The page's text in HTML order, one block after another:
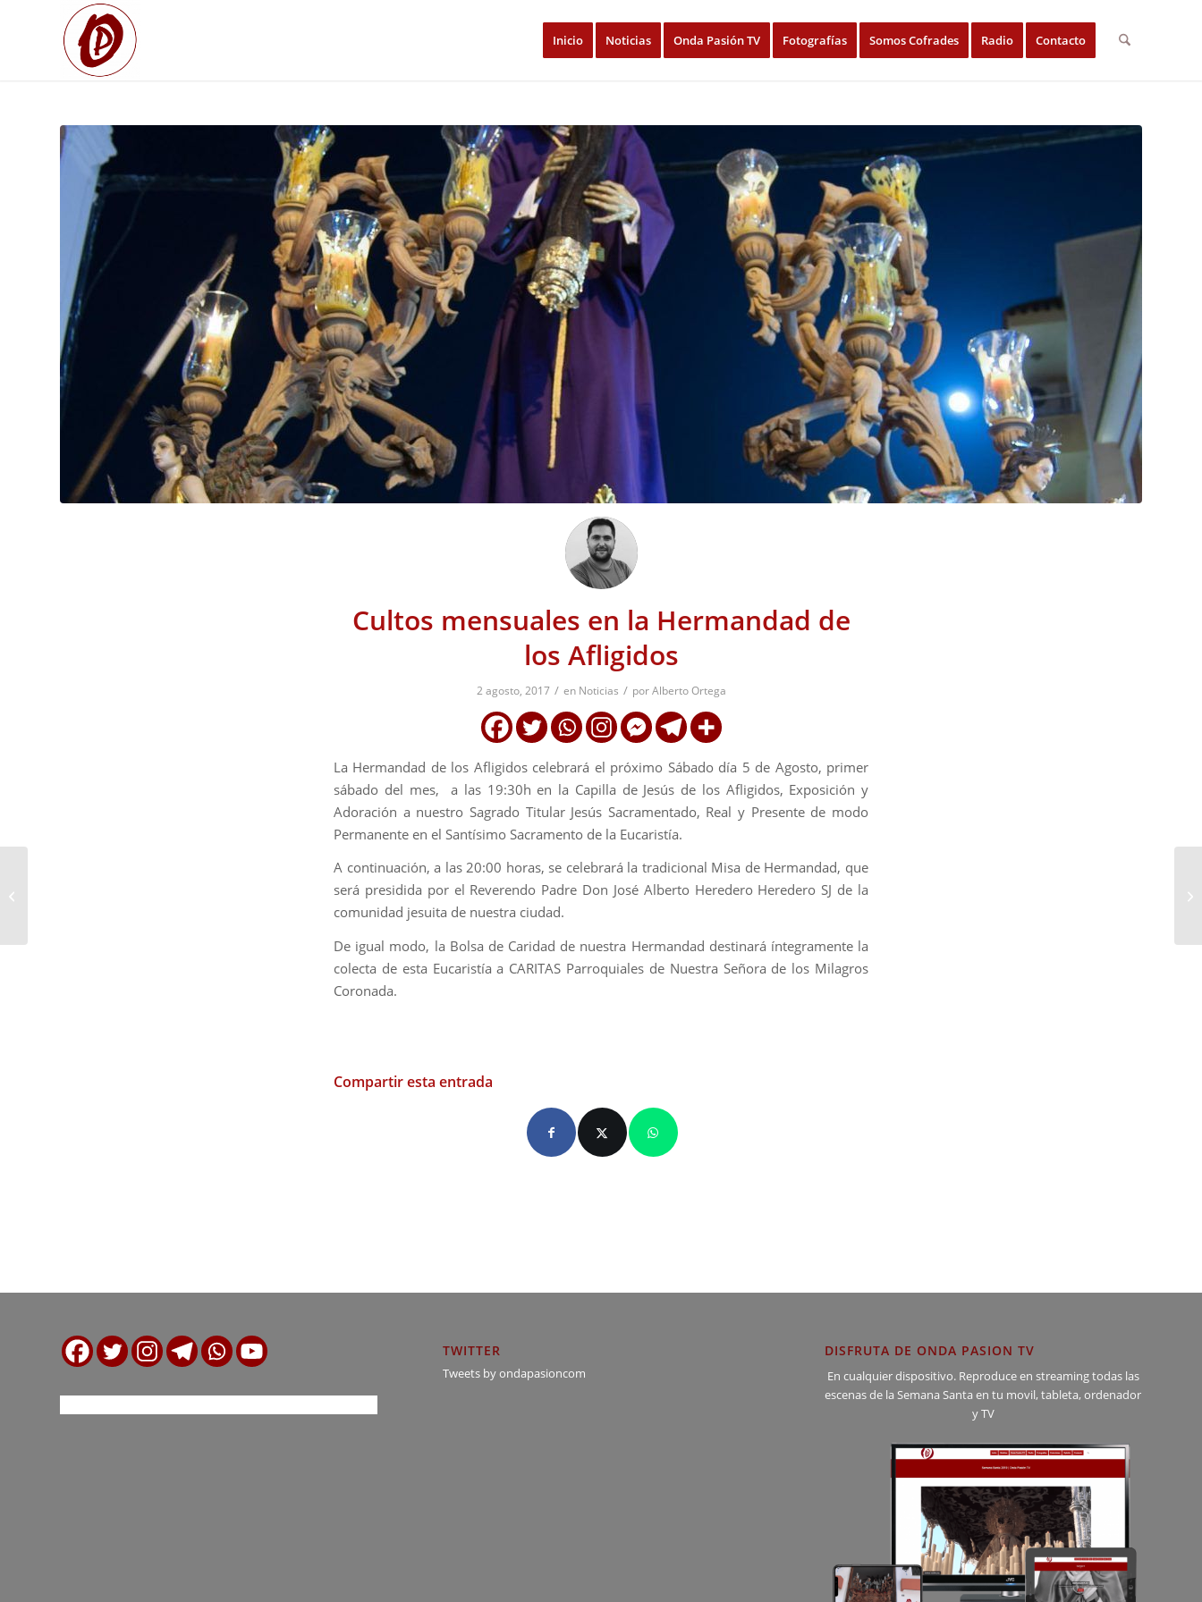
Inicio Noticias Onda Pasión TV Fotografías Somos Cofrades Radio Contacto
Cultos mensuales en la Hermandad de
los Afligidos
2 agosto, 2017 / en Noticias / porAlberto Ortega
La Hermandad de los Afligidos celebrará el próximo Sábado día 5 de Agosto, primer
sábado del mes, a las 19:30h en la Capilla de Jesús de los Afligidos, Exposición y
Adoración a nuestro Sagrado Titular Jesús Sacramentado, Real y Presente de modo
Permanente en el Santísimo Sacramento de la Eucaristía.
A continuación, a las 20:00 horas, se celebrará la tradicional Misa de Hermandad, que
será presidida por el Reverendo Padre Don JoséAlberto Heredero Heredero SJ de la
comunidad jesuita de nuestra ciudad.
De igual modo, la Bolsa de Caridad de nuestra Hermandad destinará íntegramente la
colecta de esta Eucaristía a CARITAS Parroquiales de Nuestra Señora de los Milagros
Coronada.
Compartir esta entrada
TWITTER
Tweets by ondapasioncom
DISFRUTA DE ONDA PASION TV
En cualquier dispositivo. Reproduce en streaming todas las
escenas de la Semana Santa en tu movil, tableta, ordenador
y TV